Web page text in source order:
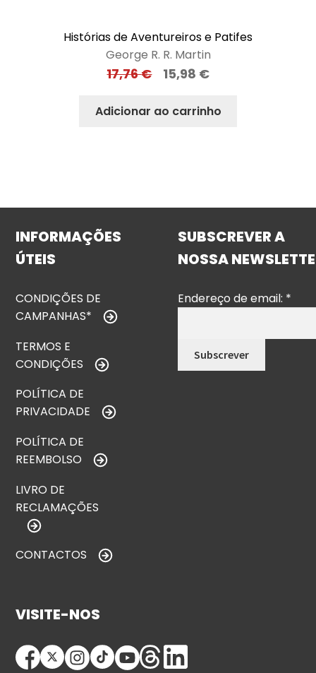
Histórias de Aventureiros e Patifes
George R. R. Martin
17,76€ 15,98 €
Adicionar ao carrinho
INFORMAÇÕES
ÚTEIS
CONDIÇÕES DE
CAMPANHAS*
TERMOS E
CONDIÇÕES
POLÍTICA DE
PRIVACIDADE
POLÍTICA DE
REEMBOLSO
LIVRO DE
RECLAMAÇÕES
CONTACTOS
SUBSCREVER A
NOSSA
Endereço de email: *
VISITE-NOS